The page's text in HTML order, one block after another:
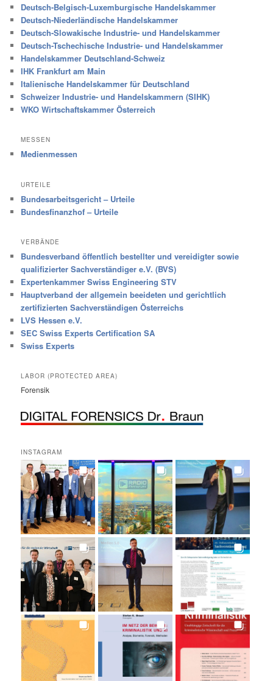
Deutsch-Belgisch-Luxemburgische Handelskammer
Deutsch-Niederländische Handelskammer
Deutsch-Slowakische Industrie- und Handelskammer
Deutsch-Tschechische Industrie- und Handelskammer
Handelskammer Deutschland-Schweiz
IHK Frankfurt am Main
Italienische Handelskammer für Deutschland
Schweizer Industrie- und Handelskammern (SIHK)
WKO Wirtschaftskammer Österreich
MESSEN
Medienmessen
URTEILE
Bundesarbeitsgericht – Urteile
Bundesfinanzhof – Urteile
VERBÄNDE
Bundesverband öffentlich bestellter und vereidigter sowie
qualifizierter Sachverständiger e.V. (BVS)
Expertenkammer Swiss Engineering STV
Hauptverband der allgemein beeideten und gerichtlich
zertifizierten Sachverständigen Österreichs
LVS Hessen e.V.
SEC Swiss Experts Certification SA
Swiss Experts
LABOR (PROTECTED AREA)
Forensik
INSTAGRAM